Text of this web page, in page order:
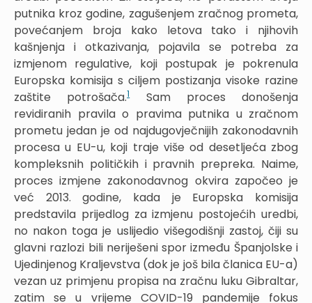
putnika kroz godine, zagušenjem zračnog prometa,
povećanjem broja kako letova tako i njihovih
kašnjenja i otkazivanja, pojavila se potreba za
izmjenom regulative, koji postupak je pokrenula
Europska komisija s ciljem postizanja visoke razine
zaštite potrošača.1Sam proces donošenja
revidiranih pravila o pravima putnika u zračnom
prometu jedan je od najdugovječnijih zakonodavnih
procesa u EU-u, koji traje više od desetljeća zbog
kompleksnih političkih i pravnih prepreka. Naime,
proces izmjene zakonodavnog okvira započeo je
već 2013. godine, kada je Europska komisija
predstavila prijedlog za izmjenu postojećih uredbi,
no nakon toga je uslijedio višegodišnji zastoj, čiji su
glavni razlozi bili neriješeni spor između Španjolske i
Ujedinjenog Kraljevstva (dok je još bila članica EU-a)
vezan uz primjenu propisa na zračnu luku Gibraltar,
zatim se u vrijeme COVID-19 pandemije fokus